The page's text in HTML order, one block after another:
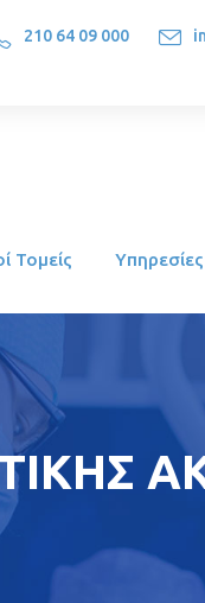
210 64 09 000
Τομείς Υπηρεσίες